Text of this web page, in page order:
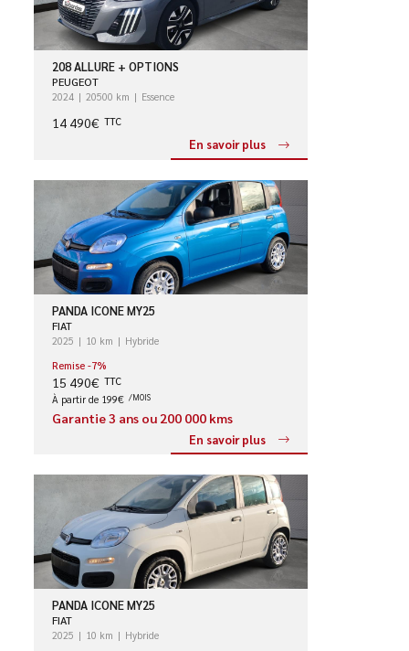
208 ALLURE + OPTIONS
PEUGEOT
2024 20500 km Essence
14 490€ TTC
En savoir plus
PANDA ICONE MY25
FIAT
2025 10 km
Hybride
Remise -7%
15 490€ TTC
À partir de 199€ /MOIS
Garantie 3 ans ou 200 000 kms
En savoir plus
PANDA ICONE MY25
FIAT
2025 10 km
Hybride